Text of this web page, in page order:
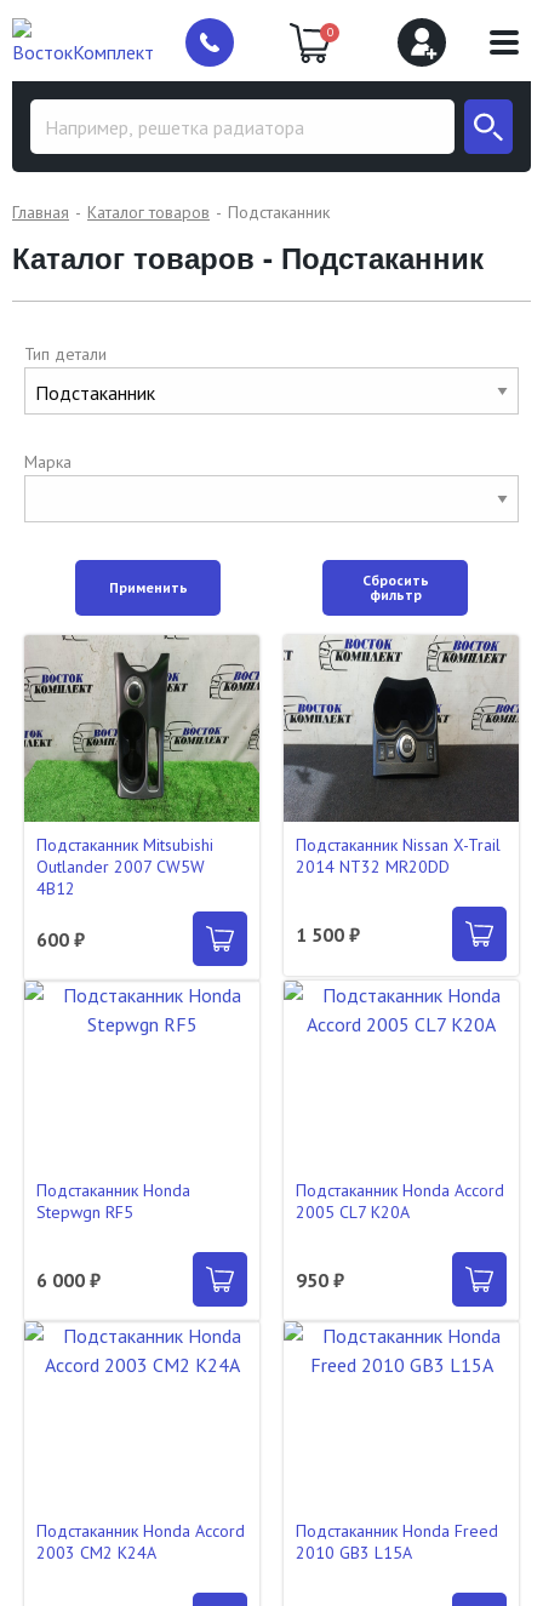
0
Главная Каталог товаров Подстаканник
Каталог товаров - Подстаканник
Тип детали
Марка
Применить
Сбросить
фильтр
Подстаканник Mitsubishi
Outlander 2007 CW5W
4B12
600 ₽
Подстаканник Nissan X-Trail
2014 NT32 MR20DD
1 500 ₽
Подстаканник Honda
Stepwgn RF5
6 000 ₽
Подстаканник Honda Accord
2005 CL7 K20A
950 ₽
Подстаканник Honda Accord
2003 CM2 K24A
Подстаканник Honda Freed
2010 GB3 L15A